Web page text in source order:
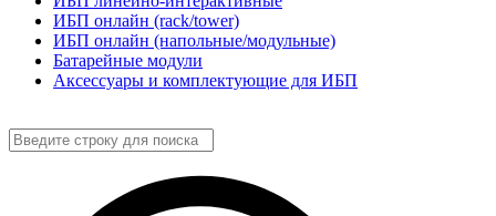
ИБП онлайн (rack/tower)
ИБП онлайн (напольные/модульные)
Батарейные модули
Аксессуары и комплектующие для ИБП